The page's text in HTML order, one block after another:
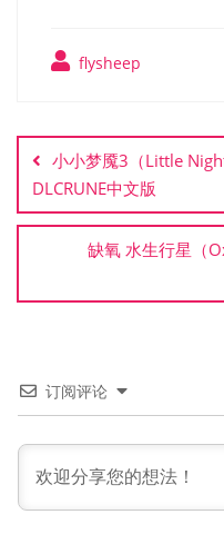
flysheep
章
导
航
小小梦魇3（Little
DLCRUNE中文版
缺氧 水生行星（
订阅评论